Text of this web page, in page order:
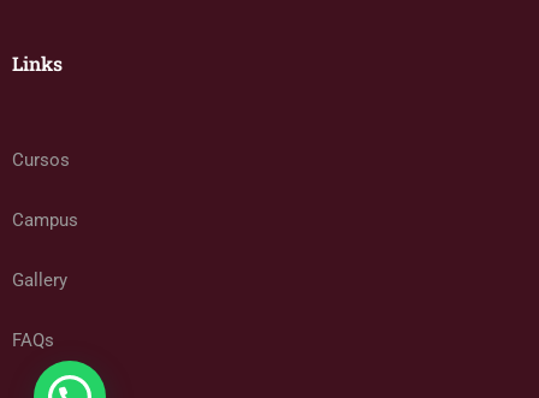
Links
Cursos
Campus
Gallery
FAQs